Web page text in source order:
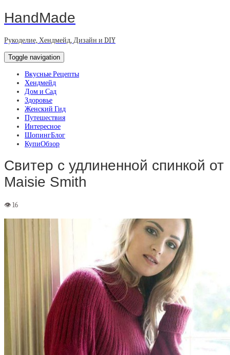
HandMade
Рукоделие, Хендмейд, Дизайн и DIY
Toggle navigation
Вкусные Рецепты
Хендмейд
Дом и Сад
Здоровье
Женский Гид
Путешествия
Интересное
ШопингБлог
КупиОбзор
Свитер с удлиненной спинкой от
Maisie Smith